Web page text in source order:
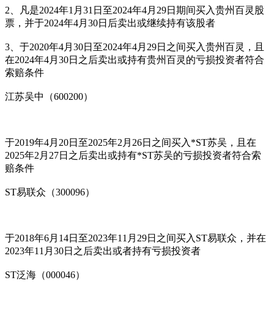
2、凡是2024年1月31日至2024年4月29日期间买入贵州百灵股
票，并于2024年4月30日后卖出或继续持有该股者
3、于2020年4月30日至2024年4月29日之间买入贵州百灵，且
在2024年4月30日之后卖出或持有贵州百灵的亏损投资者符合
索赔条件
江苏吴中（600200）
于2019年4月20日至2025年2月26日之间买入*ST苏吴，且在
2025年2月27日之后卖出或持有*ST苏吴的亏损投资者符合索
赔条件
ST易联众（300096）
于2018年6月14日至2023年11月29日之间买入ST易联众，并在
2023年11月30日之后卖出或者持有亏损投资者
ST泛海（000046）